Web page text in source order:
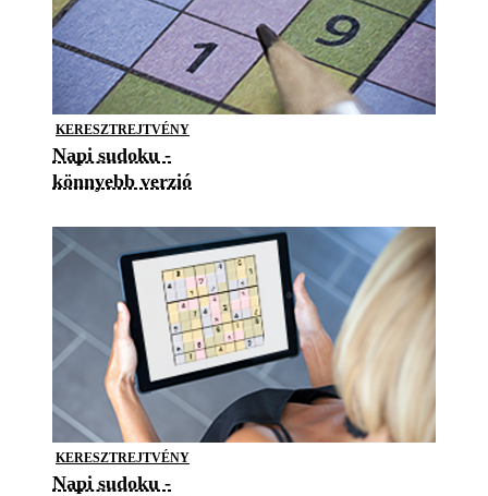
KERESZTREJTVÉNY
Napi sudoku -
könnyebb verzió
KERESZTREJTVÉNY
Napi sudoku -